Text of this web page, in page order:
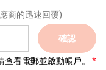
商的迅速回覆)
確認
看電郵並啟動帳戶。